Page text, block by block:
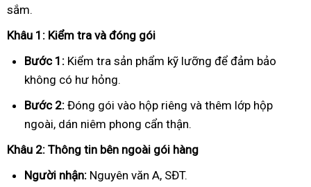
sắm.
Khâu 1: Kiểm tra và đóng gói
Bước 1: Kiểm tra sản phẩm kỹ lưỡng để đảm bảo
không có hư hỏng.
Bước 2: Đóng gói vào hộp riêng và thêm lớp hộp
ngoài, dán niêm phong cẩn thận.
Khâu 2: Thông tin bên ngoài gói hàng
Người nhận: Nguyên văn A, SĐT.